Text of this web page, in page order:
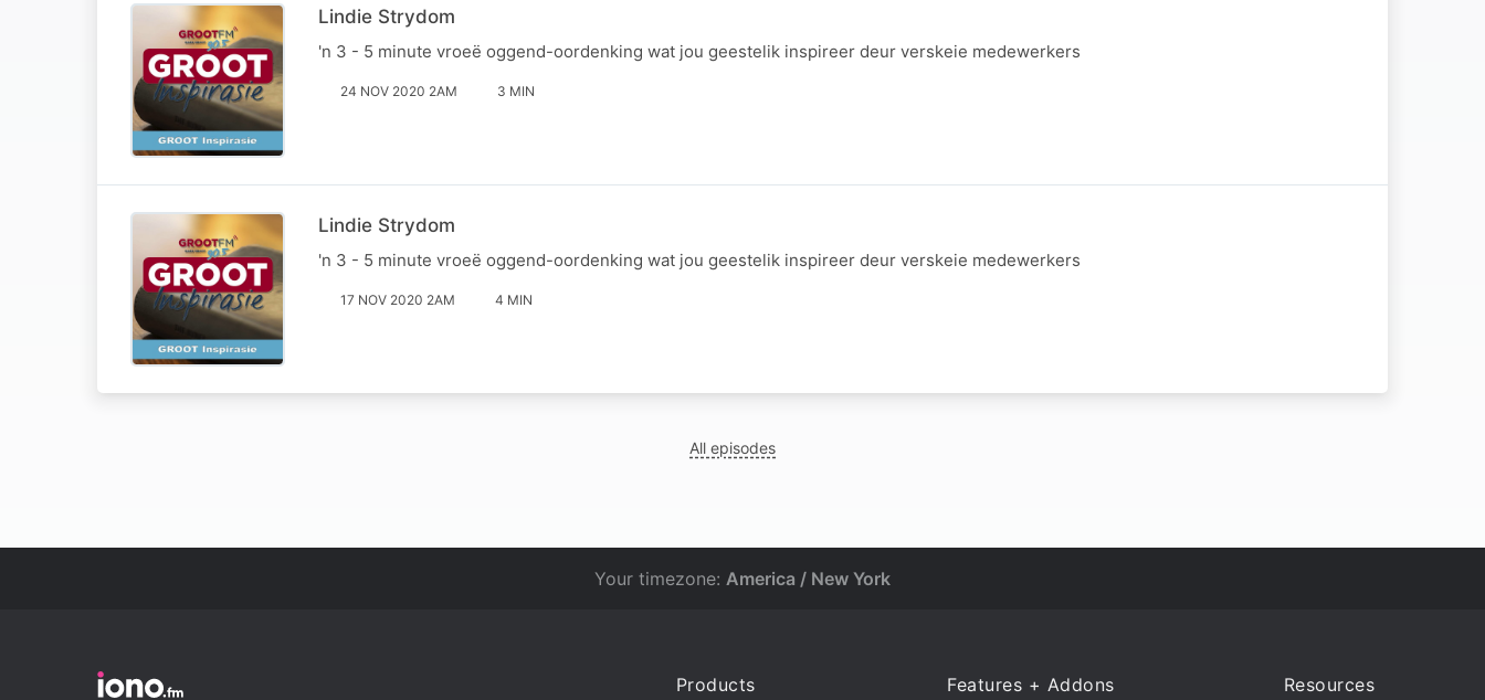
Lindie Strydom
'n 3 - 5 minute vroeë oggend-oordenking wat jou geestelik inspireer deur verskeie medewerkers
24 NOV 2020 2AM 3 MIN
Lindie Strydom
'n 3 - 5 minute vroeë oggend-oordenking wat jou geestelik inspireer deur verskeie medewerkers
17 NOV 2020 2AM 4 MIN
All episodes
Your timezone: America / New York
Products Features + Addons Resources